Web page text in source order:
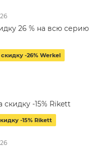
26 % на всю серию
-26% Werkel
-15% Rikett
-15% Rikett